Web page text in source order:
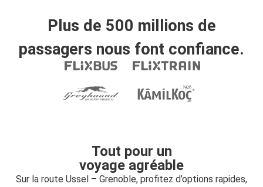
Plus de 500 millions de
passagers nous font confiance.
Tout pour un
voyage agréable
Sur la route Ussel – Grenoble, profitez d’options rapides,